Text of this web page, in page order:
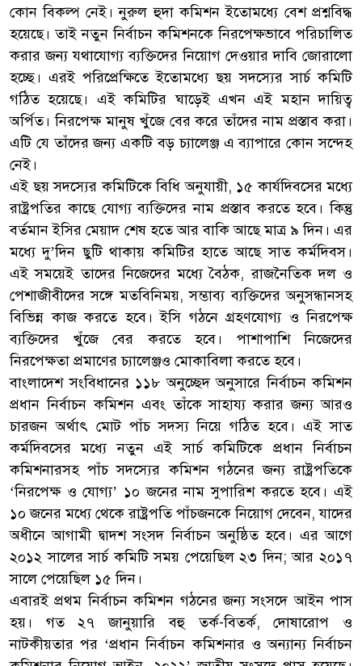
কোন বিকল্প নেই। নুরুল হুদা কমিশন ইতোমধ্যে বেশ প্রশ্নবিদ্ধ
হয়েছে। তাই নতুন নির্বাচন কমিশনকে নিরপেক্ষভাবে পরিচালিত
করার জন্য যথাযোগ্য ব্যক্তিদের নিয়োগ দেওয়ার দাবি জোরালো
হচ্ছে। এরই পরিপ্রেক্ষিতে ইতোমধ্যে ছয় সদস্যের সার্চ কমিটি
গঠিত হয়েছে। এই কমিটির ঘাড়েই এখন এই মহান দায়িত্ব
অর্পিত। নিরপেক্ষ মানুষ খুঁজে বের করে তাঁদের নাম প্রস্তাব করা।
এটি যে তাঁদের জন্য একটি বড় চ্যালেঞ্জ এ ব্যাপারে কোন সন্দেহ
নেই।
এই ছয় সদস্যের কমিটিকে বিধি অনুযায়ী, ১৫ কার্যদিবসের মধ্যে
রাষ্ট্রপতির কাছে যোগ্য ব্যক্তিদের নাম প্রস্তাব করতে হবে। কিন্তু
বর্তমান ইসির মেয়াদ শেষ হতে আর বাকি আছে মাত্র ৯ দিন। এর
মধ্যে দু’দিন ছুটি থাকায় কমিটির হাতে আছে সাত কর্মদিবস।
এই সময়েই তাদের নিজেদের মধ্যে বৈঠক, রাজনৈতিক দল ও
পেশাজীবীদের সঙ্গে মতবিনিময়, সম্ভাব্য ব্যক্তিদের অনুসন্ধানসহ
বিভিন্ন কাজ করতে হবে। ইসি গঠনে গ্রহণযোগ্য ও নিরপেক্ষ
ব্যক্তিদের খুঁজে বের করতে হবে। পাশাপাশি নিজেদের
নিরপেক্ষতা প্রমাণের চ্যালেঞ্জও মোকাবিলা করতে হবে।
বাংলাদেশ সংবিধানের ১১৮ অনুচ্ছেদ অনুসারে নির্বাচন কমিশন
প্রধান নির্বাচন কমিশন এবং তাঁকে সাহায্য করার জন্য আরও
চারজন অর্থাৎ মোট পাঁচ সদস্য নিয়ে গঠিত হবে। এই সাত
কর্মদিবসের মধ্যে নতুন এই সার্চ কমিটিকে প্রধান নির্বাচন
কমিশনারসহ পাঁচ সদস্যের কমিশন গঠনের জন্য রাষ্ট্রপতিকে
‘নিরপেক্ষ ও যোগ্য’ ১০ জনের নাম সুপারিশ করতে হবে। এই
১০ জনের মধ্যে থেকে রাষ্ট্রপতি পাঁচজনকে নিয়োগ দেবেন, যাদের
অধীনে আগামী দ্বাদশ সংসদ নির্বাচন অনুষ্ঠিত হবে। এর আগে
২০১২ সালের সার্চ কমিটি সময় পেয়েছিল ২৩ দিন; আর ২০১৭
সালে পেয়েছিল ১৫ দিন।
এবারই প্রথম নির্বাচন কমিশন গঠনের জন্য সংসদে আইন পাস
হয়। গত ২৭ জানুয়ারি বহু তর্ক-বিতর্ক, দোষারোপ ও
নাটকীয়তার পর ‘প্রধান নির্বাচন কমিশনার ও অন্যান্য নির্বাচন